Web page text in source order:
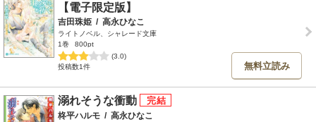
【電子限定版】
吉田珠姫 / 高永ひなこ
ライトノベル、シャレード文庫
1巻
800pt
(3.0)
投稿数1件
無料立読み
溺れそうな衝動
柊平ハルモ / 高永ひなこ